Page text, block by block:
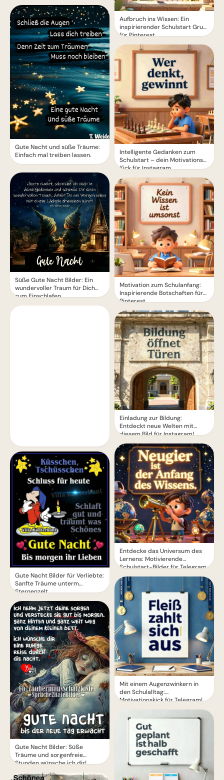
Gute Nacht und süße Träume:
Einfach mal treiben lassen.
Süße Gute Nacht Bilder: Ein
wundervoller Traum für Dich
zum Einschlafen
Gute Nacht Bilder für Verliebte:
Sanfte Träume unterm
Sternenzelt
Gute Nacht Bilder: Süße
Träume und sorgenfreie
Stunden wünsche ich dir!
Aufbruch ins Wissen: Ein
inspirierender Schulstart Gruß
für Pinterest
Intelligente Gedanken zum
Schulstart – dein Motivations-
Kick für Instagram
Motivation zum Schulanfang:
Inspirierende Botschaften für
Pinterest
Einladung zur Bildung:
Entdeckt neue Welten mit
diesem Bild für Instagram!
Entdecke das Universum des
Lernens: Motivierende
Schulstart-Bilder für Telegram
Mit einem Augenzwinkern in
den Schulalltag:
Motivationskick für Telegram!